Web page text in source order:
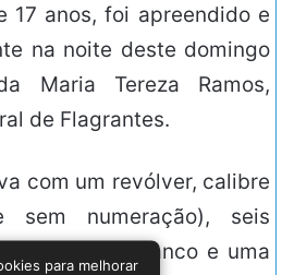
17 anos, foi apreendido e
na noite deste domingo
Maria Tereza Ramos,
de Flagrantes.
com um revólver, calibre
numeração), seis
cartões de banco e uma
para melhorar